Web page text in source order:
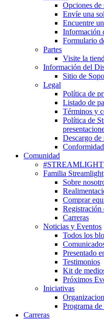
Opciones de
Envíe una
Encuentre
Información
Formulario
Partes
Visite la
Información del
Sitio de
Legal
Política de
Listado de
Términos y
Política de
Descargo de
Conformidad
Comunidad
Familia Streamlight
Sobre
Comprar
Registración
Carreras
Noticias y Eventos
Todos los
Presentado
Testimonios
Kit de
Próximos
Iniciativas
Programa
Carreras